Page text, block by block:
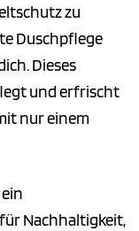
zu
Duschpflege
Dieses
und erfrischt
nur einem
Nachhaltigkeit,